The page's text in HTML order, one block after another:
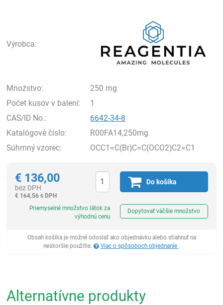
Výrobca:
Množstvo:
250 mg
Počet kusov v balení:
1
CAS/ID No.:
6642-34-8
Katalógové číslo:
R00FA14,250mg
Súhrnný vzorec:
OCC1=C(Br)C=C(OCO2)C2=C1
€ 136,00
bez DPH
€ 164,56 s DPH
Do košíka
Priemyselné množstvo látok za
výhodnú cenu
Dopytovať väčšie množstvo
Obsah košíka je možné odoslať ako objednávku alebo stiahnuť na
neskoršie použitie.
Viac o spôsoboch objednanie .
Alternatívne produkty